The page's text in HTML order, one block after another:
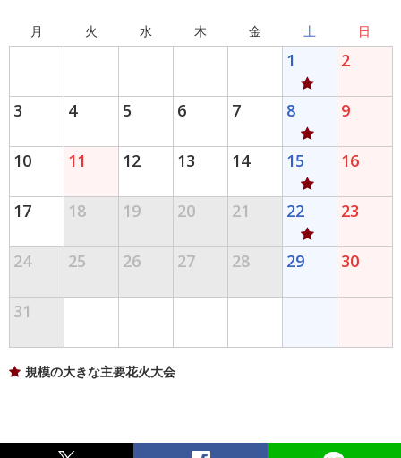
月 火 水 木 金 土 日
1 2
3 4 5 6 7 8 9
10 11 12 13 14 15 16
17 18 19 20 21 22 23
24 25 26 27 28 29 30
31
規模の大きな主要花火大会